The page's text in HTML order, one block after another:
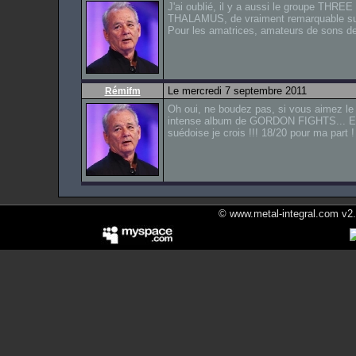
J'ai oublié, il y a aussi le groupe
THALAMUS, de vraiment remarquable
Pour les amatrices, amateurs de sons
Rémifm
Le mercredi 7 septembre 2011
Oh oui, ne boudez pas, si vous aimez
intense album de GORDON FIGHTS...
suédoise je crois !!! 18/20 pour ma part
© www.metal-integral.com